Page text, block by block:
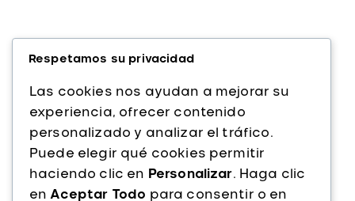
Alfaparf Milano es una marca italiana líder
en cuidado capilar profesional. Con más
de 40 años de experiencia, ofrecemos
Respetamos su privacidad
Las cookies nos ayudan a mejorar su
experiencia, ofrecer contenido
personalizado y analizar el tráfico.
Puede elegir qué cookies permitir
haciendo clic en Personalizar. Haga clic
en Aceptar Todo para consentir o en